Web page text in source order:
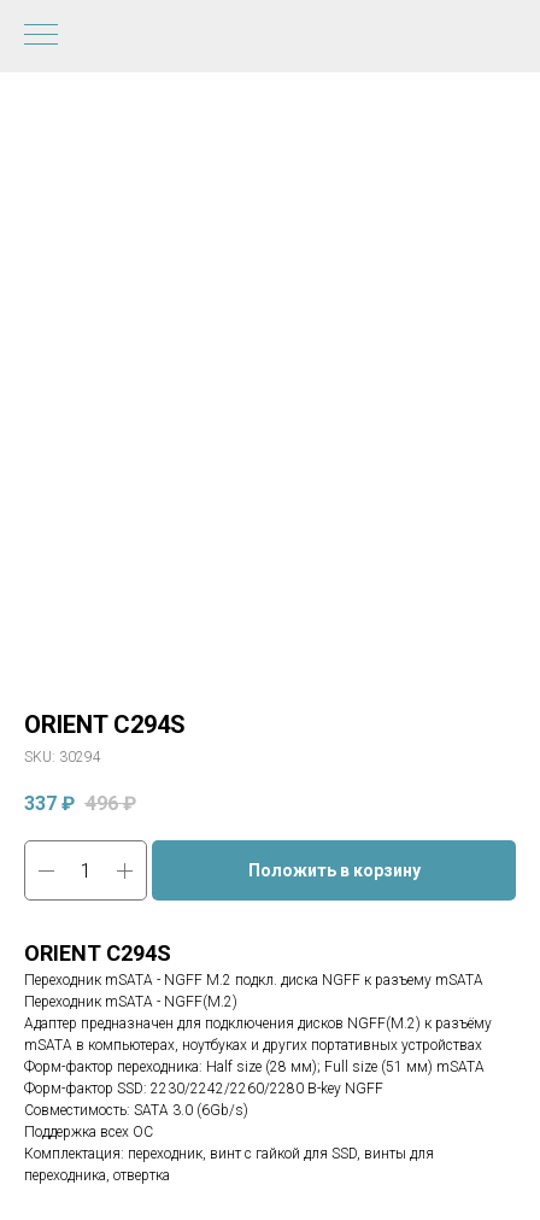
ORIENT C294S
SKU: 30294
337 ₽ 496 ₽
Положить в корзину
ORIENT C294S
Переходник mSATA - NGFF M.2 подкл. диска NGFF к разъему mSATA
Переходник mSATA - NGFF(M.2)
Адаптер предназначен для подключения дисков NGFF(M.2) к разъёму
mSATA в компьютерах, ноутбуках и других портативных устройствах
Форм-фактор переходника: Half size (28 мм); Full size (51 мм) mSATA
Форм-фактор SSD: 2230/2242/2260/2280 B-key NGFF
Совместимость: SATA 3.0 (6Gb/s)
Поддержка всех ОС
Комплектация: переходник, винт с гайкой для SSD, винты для
переходника, отвертка